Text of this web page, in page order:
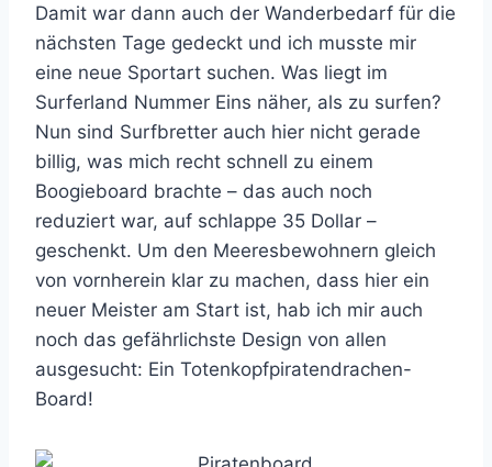
Damit war dann auch der Wanderbedarf für die
nächsten Tage gedeckt und ich musste mir
eine neue Sportart suchen. Was liegt im
Surferland Nummer Eins näher, als zu surfen?
Nun sind Surfbretter auch hier nicht gerade
billig, was mich recht schnell zu einem
Boogieboard brachte – das auch noch
reduziert war, auf schlappe 35 Dollar –
geschenkt. Um den Meeresbewohnern gleich
von vornherein klar zu machen, dass hier ein
neuer Meister am Start ist, hab ich mir auch
noch das gefährlichste Design von allen
ausgesucht: Ein Totenkopfpiratendrachen-
Board!